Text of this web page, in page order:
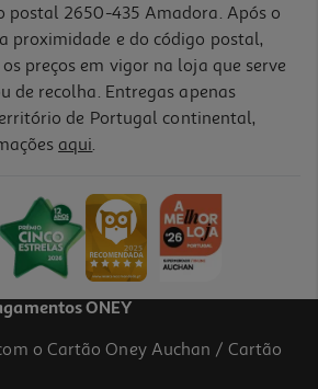
postal 2650-435 Amadora. Após o
proximidade e do código postal,
preços em vigor na loja que serve
de recolha. Entregas apenas
de Portugal continental,
aqui.
ONEY
o Cartão Oney Auchan / Cartão